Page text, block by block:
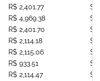
R$ 2,401.77
R$ 4,969.38
R$ 2,401.70
R$ 2,114.18
R$ 2,115.06
R$ 933.51
R$ 2,114.47